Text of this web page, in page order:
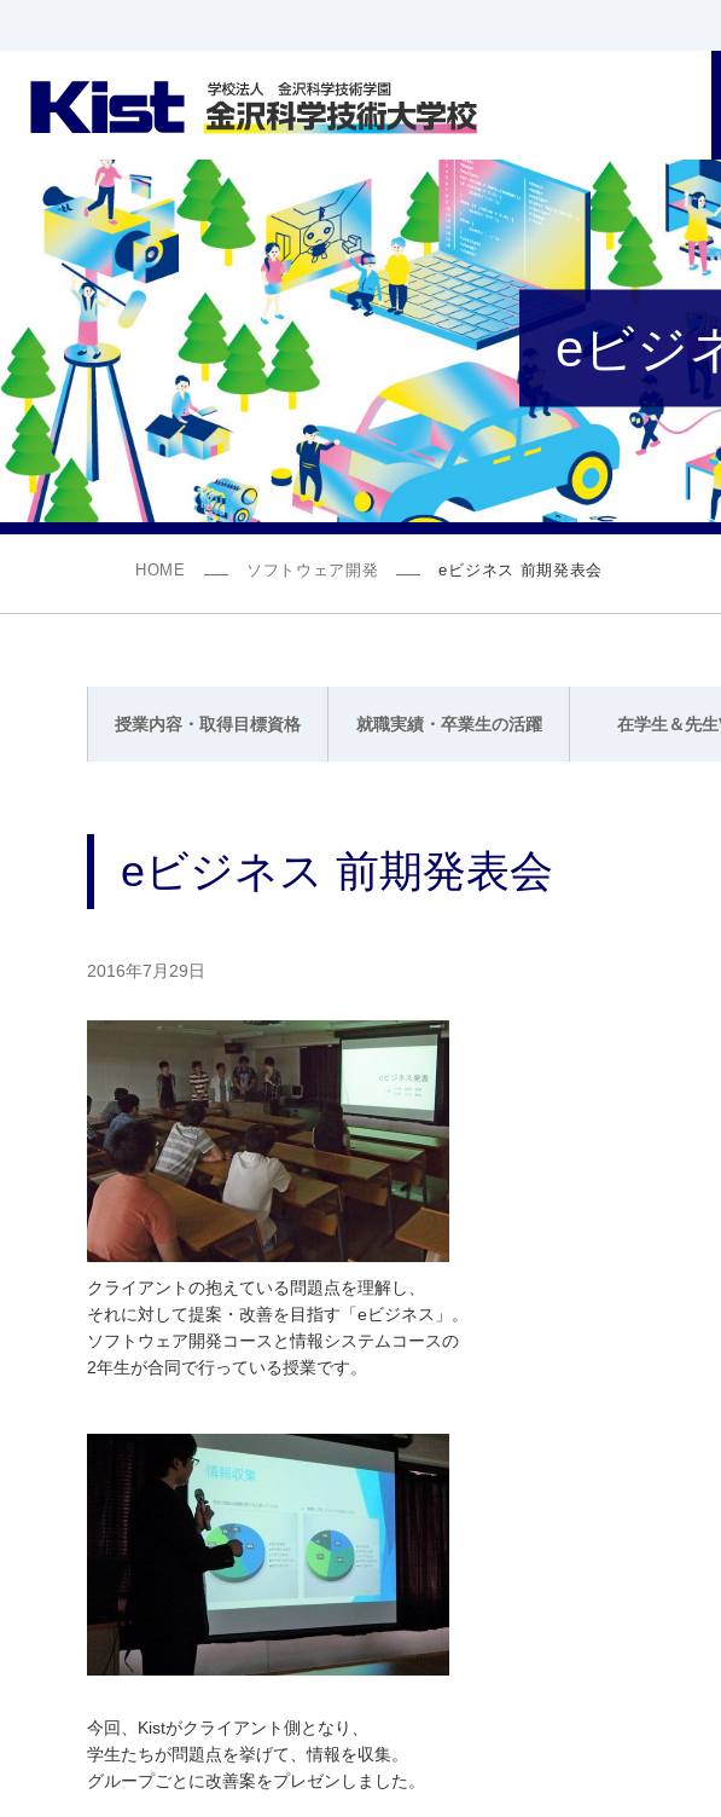
eビジ
HOME ソフトウェア開発 eビジネス 前期発表会
授業内容・取得目標資格 就職実績・卒業生の活躍 在学生＆先
eビジネス 前期発表会
2016年7月29日
クライアントの抱えている問題点を理解し、
それに対して提案・改善を目指す「eビジネス」。
ソフトウェア開発コースと情報システムコースの
2年生が合同で行っている授業です。
今回、Kistがクライアント側となり、
学生たちが問題点を挙げて、情報を収集。
グループごとに改善案をプレゼンしました。